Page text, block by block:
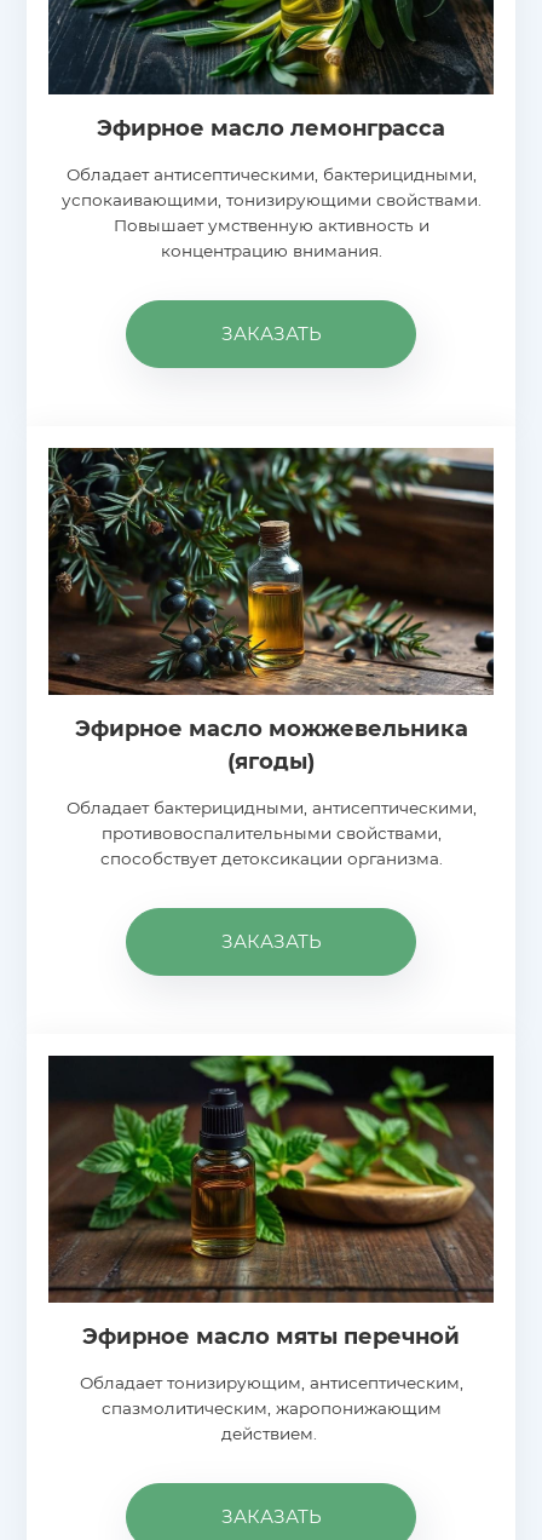
Эфирное масло лемонграсса
Обладает антисептическими, бактерицидными,
успокаивающими, тонизирующими свойствами.
Повышает умственную активность и
концентрацию внимания.
ЗАКАЗАТЬ
Эфирное масло можжевельника
(ягоды)
Обладает бактерицидными, антисептическими,
противовоспалительными свойствами,
способствует детоксикации организма.
ЗАКАЗАТЬ
Эфирное масло мяты перечной
Обладает тонизирующим, антисептическим,
спазмолитическим, жаропонижающим
действием.
ЗАКАЗАТЬ